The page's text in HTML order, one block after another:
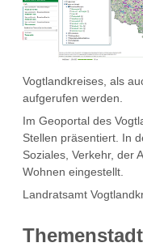
Vogtlandkreises, als
aufgerufen werden.
Im Geoportal des
Stellen präsentiert. In
Soziales, Verkehr, der
Wohnen eingestellt.
Landratsamt